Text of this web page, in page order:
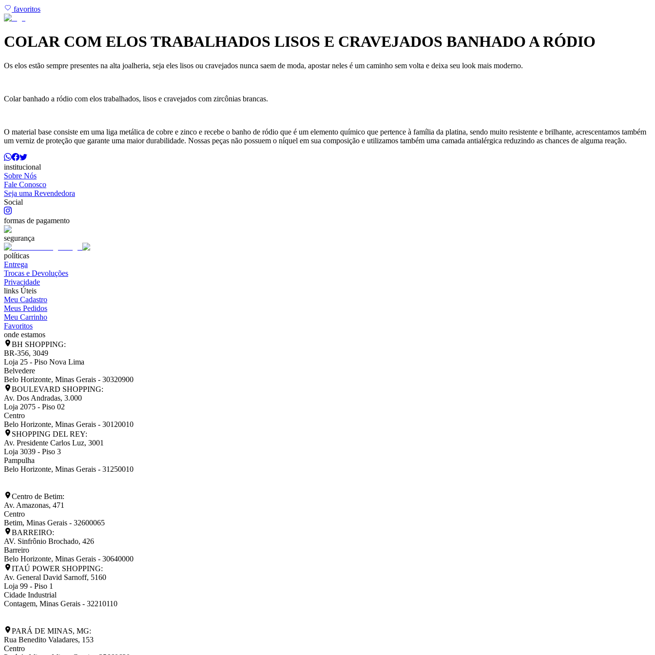
favoritos
COLAR COM ELOS TRABALHADOS LISOS E CRAVEJADOS BANHADO A RÓDIO
Os elos estão sempre presentes na alta joalheria, seja eles lisos ou cravejados nunca saem de moda, apostar neles é um caminho sem volta e deixa seu look mais moderno.
Colar banhado a ródio com elos trabalhados, lisos e cravejados com zircônias brancas.
O material base consiste em uma liga metálica de cobre e zinco e recebe o banho de ródio que é um elemento químico que pertence à família da platina, sendo muito resistente e brilhante, acrescentamos também
um verniz de proteção que garante uma maior durabilidade. Nossas peças não possuem o níquel em sua composição e utilizamos também uma camada antialérgica reduzindo as chances de alguma reação.
institucional
Sobre Nós
Fale Conosco
Seja uma Revendedora
Social
formas de pagamento
segurança
políticas
Entrega
Trocas e Devoluções
Privacidade
links Úteis
Meu Cadastro
Meus Pedidos
Meu Carrinho
Favoritos
onde estamos
BH SHOPPING:
BR-356, 3049
Loja 25 - Piso Nova Lima
Belvedere
Belo Horizonte, Minas Gerais - 30320900
BOULEVARD SHOPPING:
Av. Dos Andradas, 3.000
Loja 2075 - Piso 02
Centro
Belo Horizonte, Minas Gerais - 30120010
SHOPPING DEL REY:
Av. Presidente Carlos Luz, 3001
Loja 3039 - Piso 3
Pampulha
Belo Horizonte, Minas Gerais - 31250010
Centro de Betim:
Av. Amazonas, 471
Centro
Betim, Minas Gerais - 32600065
BARREIRO:
AV. Sinfrônio Brochado, 426
Barreiro
Belo Horizonte, Minas Gerais - 30640000
ITAÚ POWER SHOPPING:
Av. General David Sarnoff, 5160
Loja 99 - Piso 1
Cidade Industrial
Contagem, Minas Gerais - 32210110
PARÁ DE MINAS, MG:
Rua Benedito Valadares, 153
Centro